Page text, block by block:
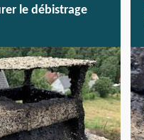
le débistrage